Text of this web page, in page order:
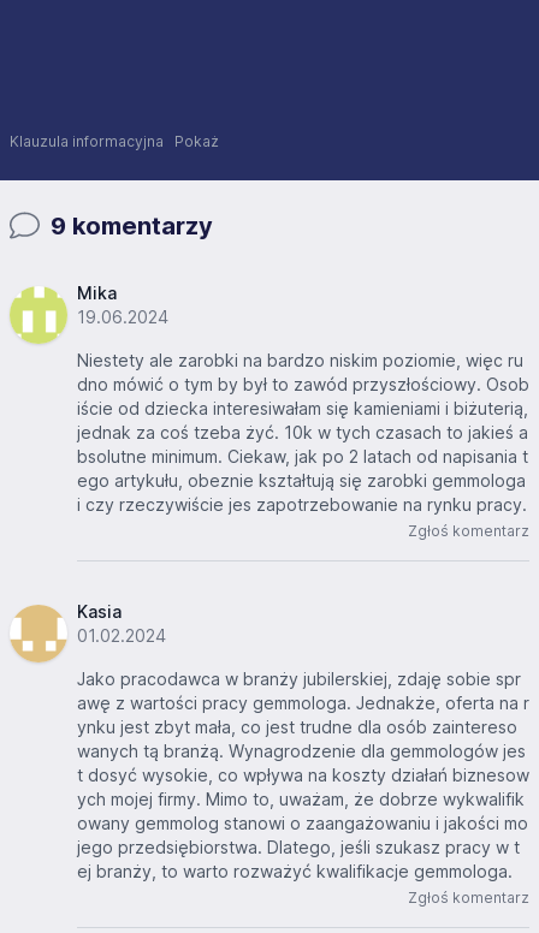
Klauzula informacyjna Pokaż
9 komentarzy
Mika
19.06.2024
Niestety ale zarobki na bardzo niskim poziomie, więc ru
dno mówić o tym by był to zawód przyszłościowy. Osob
iście od dziecka interesiwałam się kamieniami i biżuterią,
jednak za coś tzeba żyć. 10k w tych czasach to jakieś a
bsolutne minimum. Ciekaw, jak po 2 latach od napisania t
ego artykułu, obeznie kształtują się zarobki gemmologa
i czy rzeczywiście jes zapotrzebowanie na rynku pracy.
Zgłoś komentarz
Kasia
01.02.2024
Jako pracodawca w branży jubilerskiej, zdaję sobie spr
awę z wartości pracy gemmologa. Jednakże, oferta na r
ynku jest zbyt mała, co jest trudne dla osób zaintereso
wanych tą branżą. Wynagrodzenie dla gemmologów jes
t dosyć wysokie, co wpływa na koszty działań biznesow
ych mojej firmy. Mimo to, uważam, że dobrze wykwalifik
owany gemmolog stanowi o zaangażowaniu i jakości mo
jego przedsiębiorstwa. Dlatego, jeśli szukasz pracy w t
ej branży, to warto rozważyć kwalifikacje gemmologa.
Zgłoś komentarz